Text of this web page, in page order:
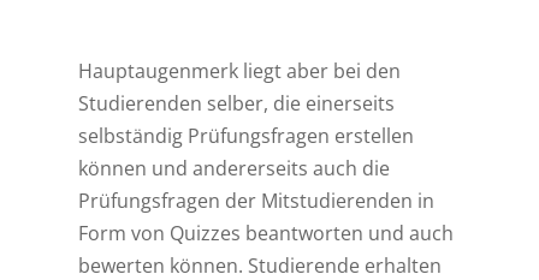
Hauptaugenmerk liegt aber bei den
Studierenden selber, die einerseits
selbständig Prüfungsfragen erstellen
können und andererseits auch die
Prüfungsfragen der Mitstudierenden in
Form von Quizzes beantworten und auch
bewerten können. Studierende erhalten